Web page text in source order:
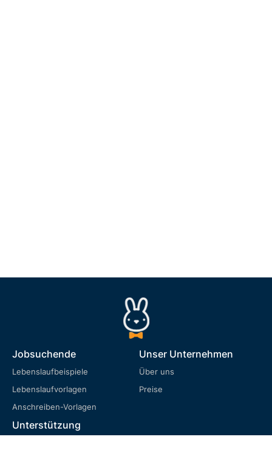
Jobsuchende
Lebenslaufbeispiele
Lebenslaufvorlagen
Anschreiben-Vorlagen
Unser Unternehmen
Über uns
Preise
Unterstützung